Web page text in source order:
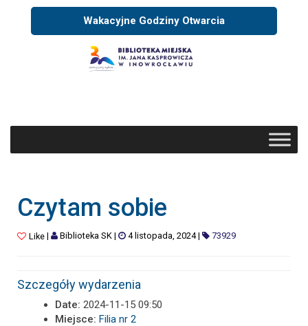
Wakacyjne Godziny Otwarcia
Czytam sobie
Like| Biblioteka SK| 4 listopada, 2024| 73929
Szczegóły wydarzenia
Date: 2024-11-15 09:50
Miejsce: Filia nr 2